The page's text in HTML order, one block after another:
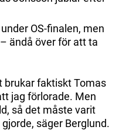
OS-finalen, men
ändå över för att ta
brukar faktiskt Tomas
jag förlorade. Men
så det måste varit
säger Berglund.